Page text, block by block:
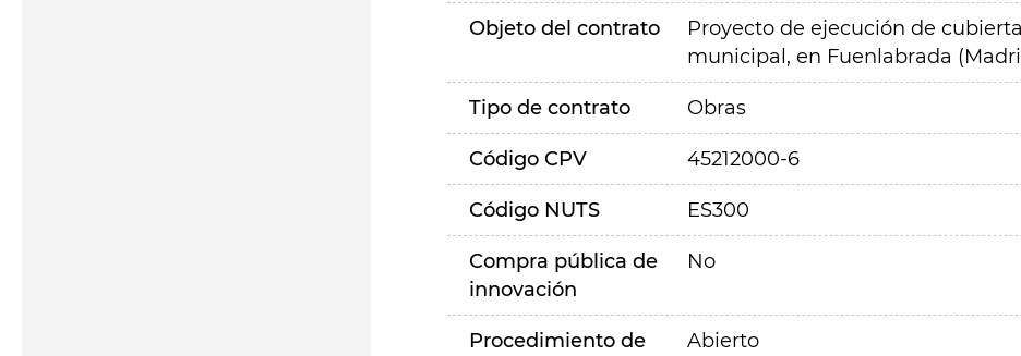
Objeto del contrato
Proyecto de ejecución de
municipal, en Fuenlabrada
Tipo de contrato Obras
Código CPV 45212000-6
Código NUTS ES300
Compra pública de
innovación
No
Procedimiento de
Abierto